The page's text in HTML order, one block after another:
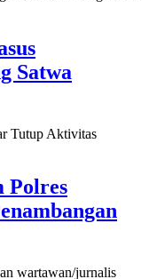
Satwa
Polres
wartawan/jurnalis